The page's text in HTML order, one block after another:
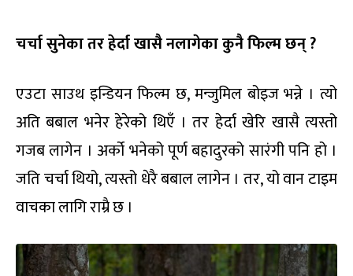
चर्चा सुनेका तर हेर्दा खासै नलागेका कुनै फिल्म छन् ?
एउटा साउथ इन्डियन फिल्म छ, मन्जुमिल बोइज भन्ने । त्यो
अति बबाल भनेर हेरेको थिएँ । तर हेर्दा खेरि खासै त्यस्तो
गजब लागेन । अर्को भनेको पूर्ण बहादुरको सारंगी पनि हो ।
जति चर्चा थियो, त्यस्तो धेरै बबाल लागेन । तर, यो वान टाइम
वाचका लागि राम्रै छ ।